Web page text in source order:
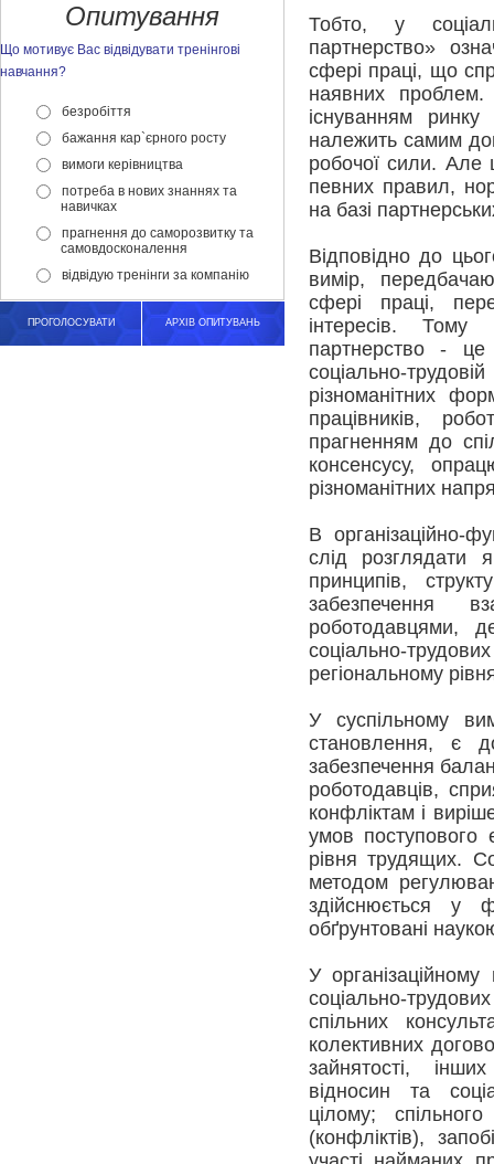
Опитування
Що мотивує Вас відвідувати тренінгові
навчання?
безробіття
бажання кар`єрного росту
вимоги керівництва
потреба в нових знаннях та
навичках
прагнення до саморозвитку та
самовдосконалення
відвідую тренінги за компанію
ПРОГОЛОСУВАТИ АРХІВ ОПИТУВАНЬ
Тобто, у
партнерство»
сфері праці, що
наявних
існуванням
належить самим
робочої сили. Але
певних правил,
на базі
Відповідно до
вимір,
сфері праці,
інтересів. Тому
партнерство - це
соціально-
різноманітних
працівників,
прагненням до
консенсусу,
різноманітних
В організаційно-
слід розглядати
принципів,
забезпечення
роботодавцями,
соціально-
регіональному
У суспільному
становлення, є
забезпечення
роботодавців,
конфліктам і
умов поступового
рівня трудящих.
методом
здійснюється у
обґрунтовані
У організаційному
соціально-
спільних
колективних
зайнятості,
відносин та
цілому;
(конфліктів),